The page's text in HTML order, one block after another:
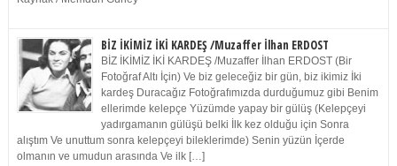
BİZ İKİMİZ İKİ KARDEŞ /Muzaffer İlhan ERDOST
BİZ İKİMİZ İKİ KARDEŞ /Muzaffer İlhan ERDOST (Bir
Fotoğraf Altı İçin) Ve biz geleceğiz bir gün, biz ikimiz İki
kardeş Duracağız Fotoğrafımızda durduğumuz gibi Benim
ellerimde kelepçe Yüzümde yapay bir gülüş (Kelepçeyi
yadırgamanın gülüşü belki İlk kez olduğu için Sonra
alıştım Ve unuttum sonra kelepçeyi bileklerimde) Senin yüzün İçerde
olmanın ve umudun arasında Ve ilk […]